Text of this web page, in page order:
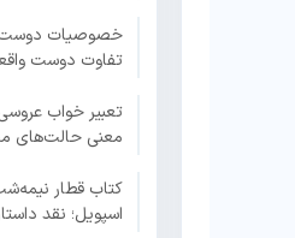
خصوصیات دوست
تفاوت دوست
تعبیر خواب
معنی حالت‌های
کتاب قطار
اسپویل؛ نقد